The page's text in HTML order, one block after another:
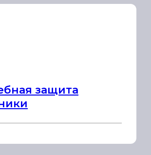
защита